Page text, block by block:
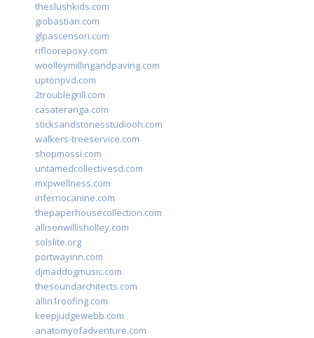
theslushkids.com
giobastian.com
glpascensori.com
rifloorepoxy.com
woolleymillingandpaving.com
uptonpvd.com
2troublegrill.com
casateranga.com
sticksandstonesstudiooh.com
walkers-treeservice.com
shopmossi.com
untamedcollectivesd.com
mxpwellness.com
infernocanine.com
thepaperhousecollection.com
allisonwillisholley.com
solslite.org
portwayinn.com
djmaddogmusic.com
thesoundarchitects.com
allin1roofing.com
keepjudgewebb.com
anatomyofadventure.com